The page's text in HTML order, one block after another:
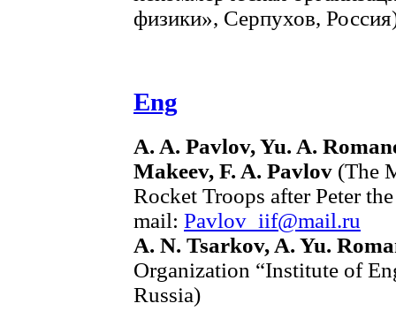
физики», Серпухов,
Eng
A. A. Pavlov, Yu. A.
Makeev, F. A. Pavlov (The
Rocket Troops after Peter
mail: Pavlov_iif@mail.ru
A. N. Tsarkov, A. Yu.
Organization “Institute of
Russia)